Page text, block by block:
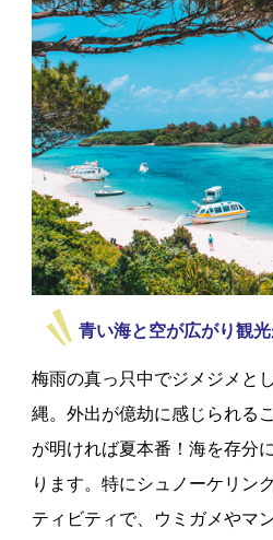
青い海と空が広がり観
梅雨の真っ只中でジメジメと
縄。外出が億劫に感じられる
が明ければ夏本番！海を存分
ります。特にシュノーケリン
ティビティで、ウミガメやマ